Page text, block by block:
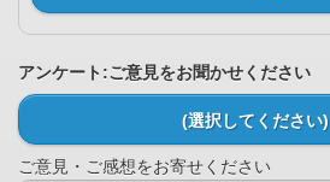
アンケート:ご意見をお聞かせください
(選択してください)
ご意見・ご感想をお寄せください